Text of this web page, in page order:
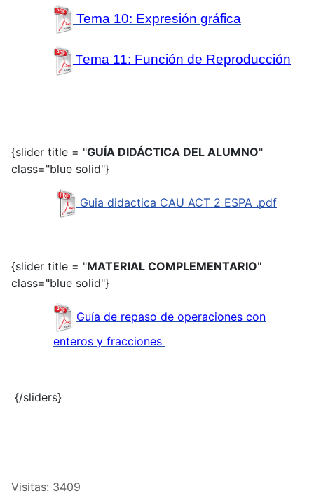
Tema 10: Expresión gráfica
Tema 11: Función de Reproducción
{slider title = "GUÍA DIDÁCTICA DEL ALUMNO"
class="blue solid"}
Guia didactica CAU ACT 2 ESPA .pdf
{slider title = "MATERIAL COMPLEMENTARIO"
class="blue solid"}
Guía de repaso de operaciones con
enteros y fracciones
{/sliders}
Visitas: 3409